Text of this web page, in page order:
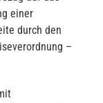
einer
durch den
–